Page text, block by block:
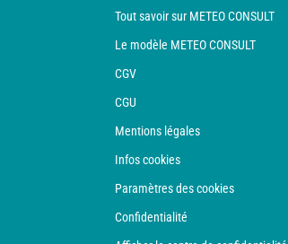
Tout savoir sur METEO CONSULT
Le modèle METEO CONSULT
CGV
CGU
Mentions légales
Infos cookies
Paramètres des cookies
Confidentialité